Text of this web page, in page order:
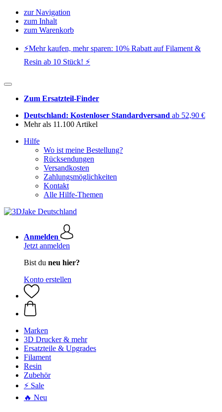
zur Navigation
zum Inhalt
zum Warenkorb
⚡️Mehr kaufen, mehr sparen: 10% Rabatt auf Filament &
Resin ab 10 Stück! ⚡️
Zum Ersatzteil-Finder
Deutschland: Kostenloser Standardversand ab 52,90 €
Mehr als 11.100 Artikel
Hilfe
Wo ist meine Bestellung?
Rücksendungen
Versandkosten
Zahlungsmöglichkeiten
Kontakt
Alle Hilfe-Themen
Anmelden
Jetzt anmelden
Bist du neu hier?
Konto erstellen
Marken
3D Drucker & mehr
Ersatzteile & Upgrades
Filament
Resin
Zubehör
⚡ Sale
🔥 Neu